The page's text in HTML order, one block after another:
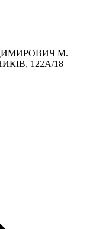
М.
122А/18